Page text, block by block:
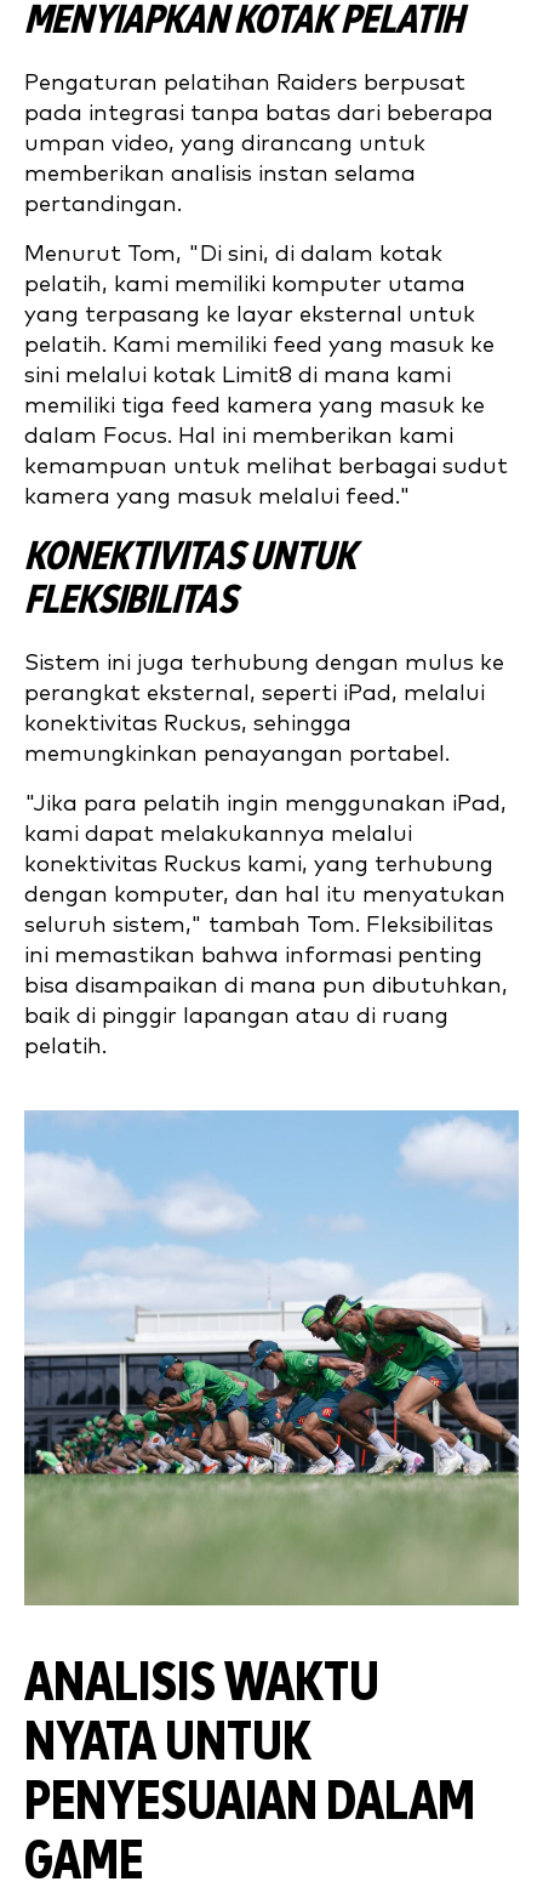
MENYIAPKAN KOTAK PELATIH
Pengaturan pelatihan Raiders berpusat
pada integrasi tanpa batas dari beberapa
umpan video, yang dirancang untuk
memberikan analisis instan selama
pertandingan.
Menurut Tom, "Di sini, di dalam kotak
pelatih, kami memiliki komputer utama
yang terpasang ke layar eksternal untuk
pelatih. Kami memiliki feed yang masuk ke
sini melalui kotak Limit8 di mana kami
memiliki tiga feed kamera yang masuk ke
dalam Focus. Hal ini memberikan kami
kemampuan untuk melihat berbagai sudut
kamera yang masuk melalui feed."
KONEKTIVITAS UNTUK
FLEKSIBILITAS
Sistem ini juga terhubung dengan mulus ke
perangkat eksternal, seperti iPad, melalui
konektivitas Ruckus, sehingga
memungkinkan penayangan portabel.
"Jika para pelatih ingin menggunakan iPad,
kami dapat melakukannya melalui
konektivitas Ruckus kami, yang terhubung
dengan komputer, dan hal itu menyatukan
seluruh sistem," tambah Tom. Fleksibilitas
ini memastikan bahwa informasi penting
bisa disampaikan di mana pun dibutuhkan,
baik di pinggir lapangan atau di ruang
pelatih.
ANALISIS WAKTU
NYATA UNTUK
PENYESUAIAN DALAM
GAME